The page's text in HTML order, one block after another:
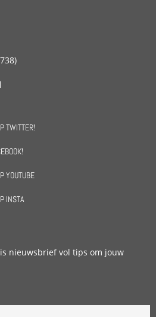
TWITTER!
YOUTUBE
INSTA
nieuwsbrief vol tips om jouw